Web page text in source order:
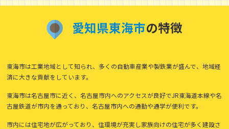
愛知県東海市の特徴
東海市は工業地域として知られ、多くの自動車産業や製鉄業が盛んで、地域経
済に大きな貢献をしています。
東海市は名古屋市に近く、名古屋市内へのアクセスが良好でJR東海道本線や名
古屋鉄道が市内を通っており、名古屋市内への通勤や通学が便利です。
市内には住宅地が広がっており、住環境が充実し家族向けの住宅が多く建設さ